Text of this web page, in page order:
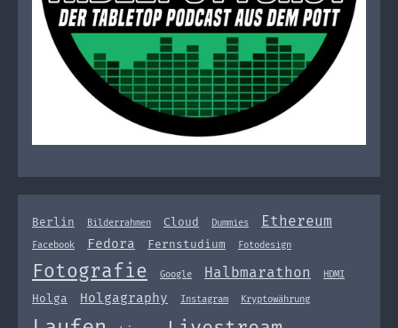
Berlin Bilderrahmen Cloud Dummies Ethereum
Facebook Fedora Fernstudium Fotodesign
Fotografie Google Halbmarathon HDMI
Holga Holgagraphy Instagram Kryptowährung